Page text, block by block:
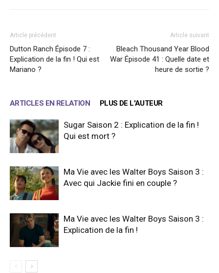
Article précédent
Dutton Ranch Épisode 7 :
Explication de la fin ! Qui est
Mariano ?
Article suivant
Bleach Thousand Year Blood
War Épisode 41 : Quelle date et
heure de sortie ?
ARTICLES EN RELATION PLUS DE L'AUTEUR
Sugar Saison 2 : Explication de la fin !
Qui est mort ?
Ma Vie avec les Walter Boys Saison 3 :
Avec qui Jackie fini en couple ?
Ma Vie avec les Walter Boys Saison 3 :
Explication de la fin !